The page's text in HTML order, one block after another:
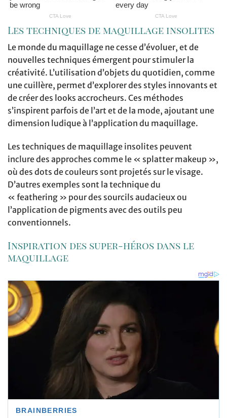
Les techniques de maquillage insolites
Le monde du maquillage ne cesse d’évoluer, et de
nouvelles techniques émergent pour stimuler la
créativité. L’utilisation d’objets du quotidien, comme
une cuillère, permet d’explorer des styles innovants et
de créer des looks accrocheurs. Ces méthodes
s’inspirent parfois de l’art et de la mode, ajoutant une
dimension ludique à l’application du maquillage.
Les techniques de maquillage insolites peuvent
inclure des approches comme le « splatter makeup »,
où des dots de couleurs sont projetés sur le visage.
D’autres exemples sont la technique du
« feathering » pour des sourcils audacieux ou
l’application de pigments avec des outils peu
conventionnels.
Inspiration des super-héros dans le
maquillage